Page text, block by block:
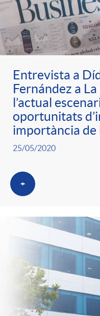
a
t
e
g
o
r
s
s
Entrevista a
Fernández a
l’actual
oportunitats
importància de
25/05/2020
+